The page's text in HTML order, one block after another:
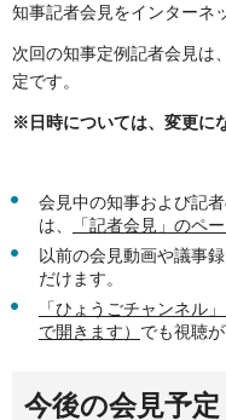
知事記者会見をインターネ
次回の知事定例記者会見は
定です。
※日時については、変更に
会見中の知事および記
は、
「記者会見」のペ
以前の会見動画や議事録
だけます。
「ひょうごチャンネル
で開きます） でも視聴が
今後の会見予定